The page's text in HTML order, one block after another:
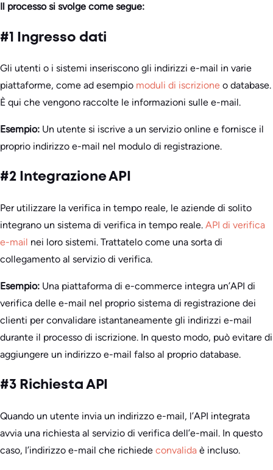
Il processo si svolge come segue:
#1 Ingresso dati
Gli utenti o i sistemi inseriscono gli indirizzi e-mail in varie
piattaforme, come ad esempio moduli di iscrizione o database.
È qui che vengono raccolte le informazioni sulle e-mail.
Esempio: Un utente si iscrive a un servizio online e fornisce il
proprio indirizzo e-mail nel modulo di registrazione.
#2 Integrazione API
Per utilizzare la verifica in tempo reale, le aziende di solito
integrano un sistema di verifica in tempo reale. API di verifica
e-mail nei loro sistemi. Trattatelo come una sorta di
collegamento al servizio di verifica.
Esempio: Una piattaforma di e-commerce integra un’API di
verifica delle e-mail nel proprio sistema di registrazione dei
clienti per convalidare istantaneamente gli indirizzi e-mail
durante il processo di iscrizione. In questo modo, può evitare di
aggiungere un indirizzo e-mail falso al proprio database.
#3 Richiesta API
Quando un utente invia un indirizzo e-mail, l’API integrata
avvia una richiesta al servizio di verifica dell’e-mail. In questo
caso, l’indirizzo e-mail che richiede convalida è incluso.